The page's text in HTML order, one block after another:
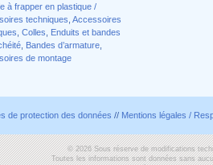
à frapper en plastique /
techniques Accessoires
Colles
Enduits et bandes
, Bandes d’armature,
de montage
de protection des données // Mentions légales /
© 2026 Sous réserve de modifications
Toutes les informations sont données sans